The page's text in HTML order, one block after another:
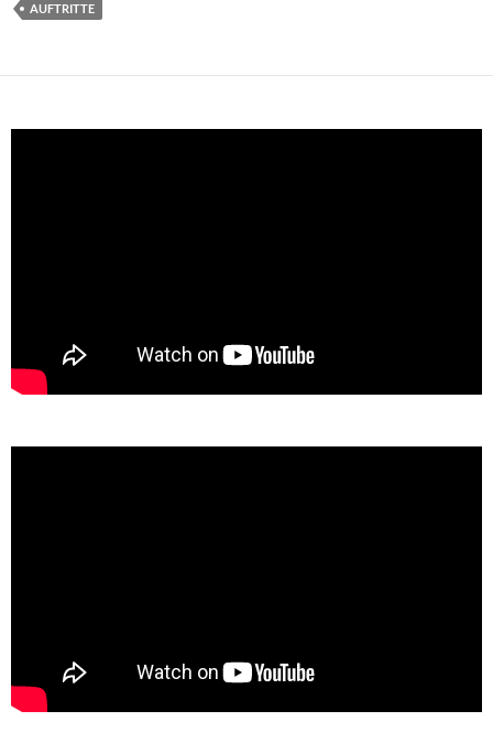
AUFTRITTE